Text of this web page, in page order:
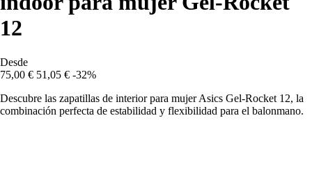
12
Desde
75,00 € 51,05 € -32%
Descubre las zapatillas de interior para mujer Asics Gel-Rocket 12, la
combinación perfecta de estabilidad y flexibilidad para el balonmano.